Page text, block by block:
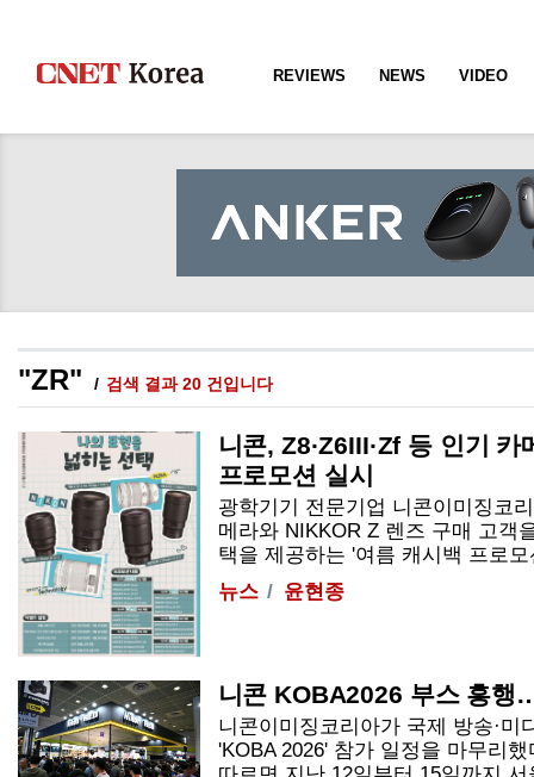
REVIEWS NEWS VIDEO
"ZR" 검색 결과 20 건입니다
니콘, Z8·Z6III·Zf 등 인기
프로모션 실시
광학기기 전문기업 니콘이미징코
메라와 NIKKOR Z 렌즈 구매 고객
택을 제공하는 '여름 캐시백 프로
뉴스
윤현종
니콘 KOBA2026 부스 흥행
니콘이미징코리아가 국제 방송·미
'KOBA 2026' 참가 일정을 마무리